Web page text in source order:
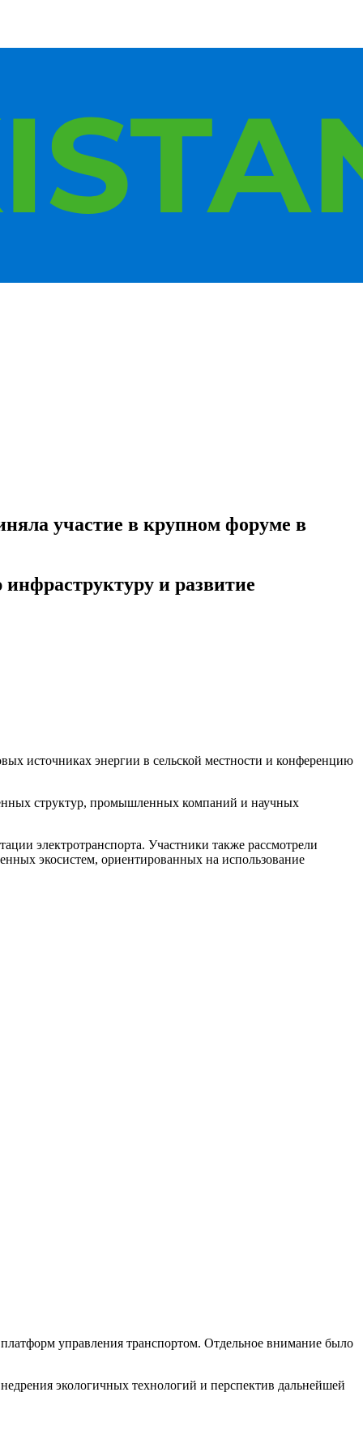
участие в крупном форуме в
и развитие
источниках энергии в сельской местности и конференцию
структур, промышленных компаний и научных
электротранспорта. Участники также рассмотрели
экосистем, ориентированных на использование
управления транспортом. Отдельное внимание было
экологичных технологий и перспектив дальнейшей